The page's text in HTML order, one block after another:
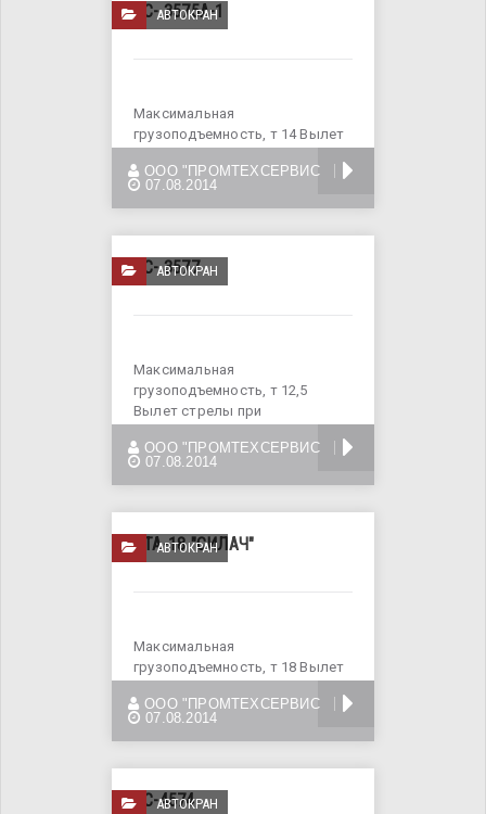
АВТОКРАН
КС- 3575А-1
Максимальная
грузоподъемность, т 14 Вылет
грузоподъемности, м
ООО "ПРОМТЕХСЕРВИС
07.08.2014
АВТОКРАН
КС- 3577
Максимальная
грузоподъемность, т 12,5
Вылет стрелы при
грузоподъемности, м
ООО "ПРОМТЕХСЕРВИС
07.08.2014
АВТОКРАН
КТА-18 "СИЛАЧ"
Максимальная
грузоподъемность, т 18 Вылет
грузоподъемности, м
ООО "ПРОМТЕХСЕРВИС
07.08.2014
АВТОКРАН
КС-4574